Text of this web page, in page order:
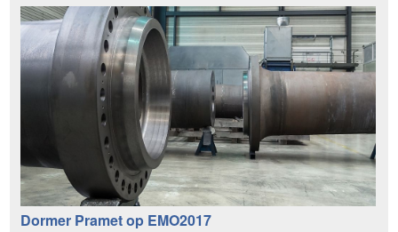
Dormer Pramet op EMO2017